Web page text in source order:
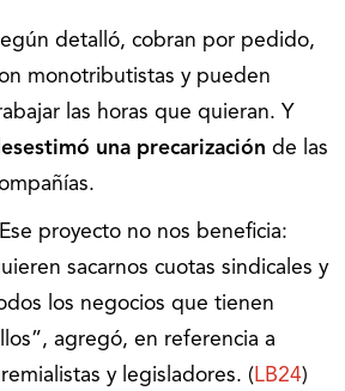
detalló, cobran por pedido,
monotributistas y pueden
las horas que quieran. Y
una precarización de las
proyecto no nos beneficia:
sacarnos cuotas sindicales y
los negocios que tienen
agregó, en referencia a
y legisladores. ( LB24)